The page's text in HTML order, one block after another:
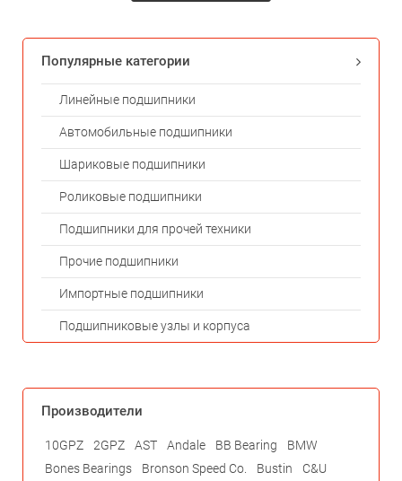
Популярные категории
Линейные подшипники
Автомобильные подшипники
Шариковые подшипники
Роликовые подшипники
Подшипники для прочей техники
Прочие подшипники
Импортные подшипники
Подшипниковые узлы и корпуса
Производители
10GPZ 2GPZ AST Andale BB Bearing
BMW
Bones Bearings
Bronson Speed Co. Bustin
C&U